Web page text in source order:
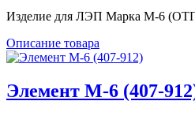
Изделие для ЛЭП Марка М-6
Описание товара
Элемент М-6 (407-